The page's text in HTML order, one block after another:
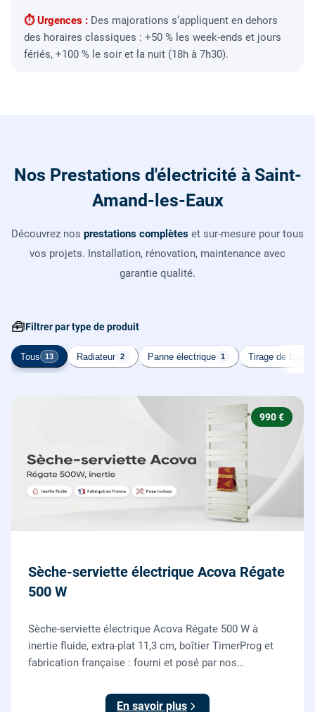
⏱ Urgences : Des majorations s’appliquent en dehors
des horaires classiques : +50 % les week-ends et jours
fériés, +100 % le soir et la nuit (18h à 7h30).
Nos Prestations d'électricité à Saint-
Amand-les-Eaux
Découvrez nos prestations complètes et sur-mesure pour tous
vos projets. Installation, rénovation, maintenance avec
garantie qualité.
🧰Filtrer par type de produit
Tous 13 Radiateur 2 Panne électrique 1 Tirage de Ligne
990 €
Sèche-serviette électrique Acova Régate
500 W
Sèche-serviette électrique Acova Régate 500 W à
inertie fluide, extra-plat 11,3 cm, boîtier TimerProg et
fabrication française : fourni et posé par nos
En savoir plus